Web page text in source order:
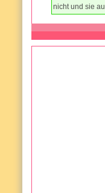
nicht und sie